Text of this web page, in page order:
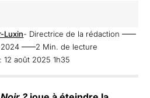
août 2025 1h35
Luxin- Directrice de la rédaction
2 Min. de lecture